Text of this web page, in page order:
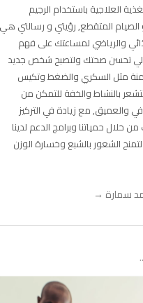
العلاجية باستخدام الرجيم
الصيام المتقطع, رؤيتي و رسالتي هي
والرياضي لمساعتك على فهم
تحسن صحتك ولتصبح شخص جديد
مثل السكري والضغط وتكيس
بالنشاط والخفة للتمكن من
والعميق, مع زيادة في التركيز
خلال حمياتنا وبرامج الدعم لدينا
الشعور بالشبع وخسارة الوزن
→